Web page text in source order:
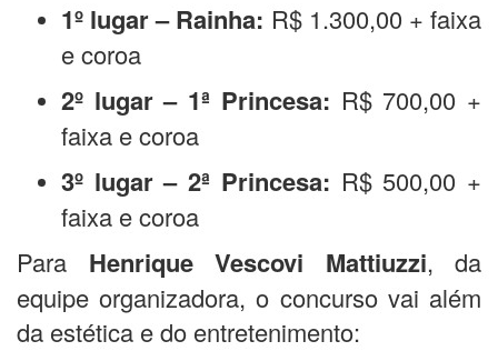
1º lugar – Rainha: R$ 1.300,00 + faixa
e coroa
2º lugar – 1ª Princesa: R$ 700,00 +
faixa e coroa
3º lugar – 2ª Princesa: R$ 500,00 +
faixa e coroa
Para Henrique Vescovi Mattiuzzi, da
equipe organizadora, o concurso vai além
da estética e do entretenimento: